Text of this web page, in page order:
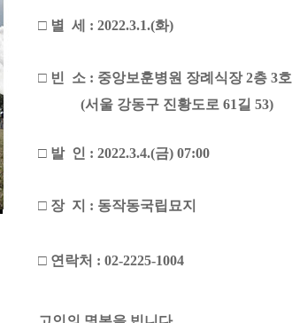
□ 별 세 : 2022.3.1.(화)
□ 빈 소 : 중앙보훈병원 장례식장 2층 3호
(서울 강동구 진황도로 61길 53)
□ 발 인 : 2022.3.4.(금) 07:00
□ 장 지 : 동작동국립묘지
□ 연락처 : 02-2225-1004